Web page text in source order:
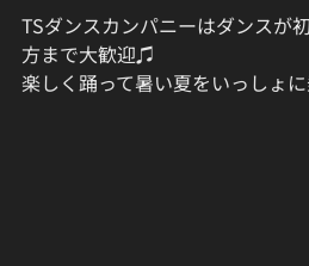
TSダンスカンパニーはダンスが
方まで大歓迎♫
楽しく踊って暑い夏をいっしょ